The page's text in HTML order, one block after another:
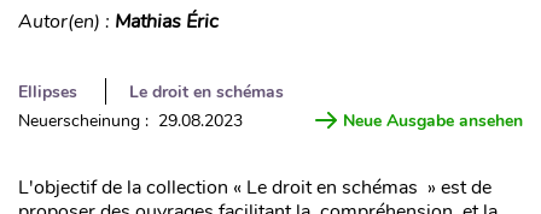
Autor(en) : Mathias Éric
Ellipses
Le droit en schémas
Neuerscheinung : 29.08.2023
Neue Ausgabe ansehen
L'objectif de la collection « Le droit en schémas » est de